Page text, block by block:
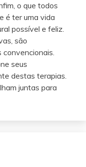
o que todos
é ter uma vida
possível e feliz.
são
seus
destas terapias.
juntas para